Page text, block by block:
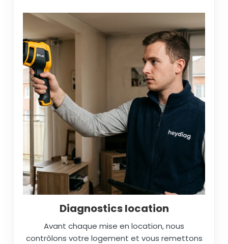
Diagnostics location
Avant chaque mise en location, nous
contrôlons votre logement et vous remettons